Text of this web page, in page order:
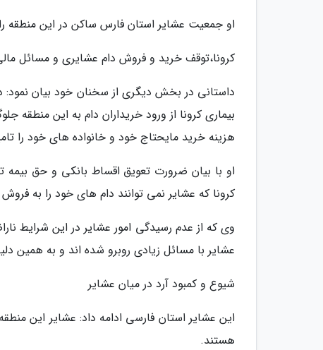
او جمعیت عشایر استان فارس ساکن در این منطقه را بیش از 200
کرونا،توقف خرید و فروش دام عشایری و مسائل
داستانی در بخش دیگری از سخنان خود بیان
بیماری کرونا از ورود خریداران دام به این منطقه
هزینه خرید مایحتاج خود و خانواده های خود را
او با بیان ضرورت تعویق اقساط بانکی و حق
کرونا که عشایر نمی توانند دام های خود را به
وی که از عدم رسیدگی امور عشایر در این شرایط
عشایر با مسائل زیادی روبرو شده اند و به همین
شیوع و کمبود آرد در میان عشایر
این عشایر استان فارسی ادامه داد: عشایر این
هستند.